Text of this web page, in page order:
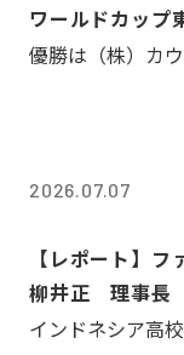
ワールドカップ
優勝は（株）カ
2026.07.07
【レポート】
柳井正 理事長
インドネシア高